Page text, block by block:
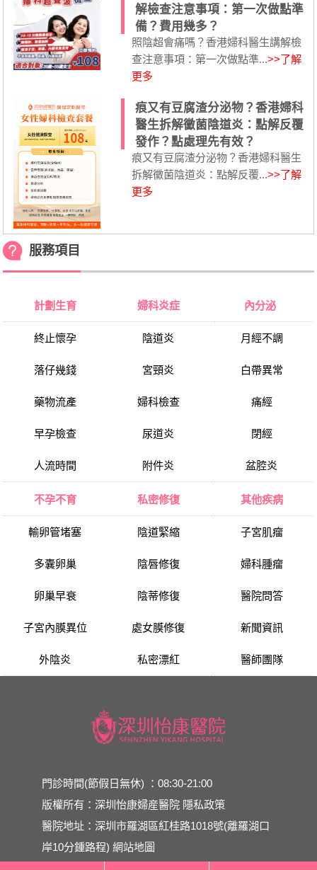
解檢查注意事項：第一次做點準
備？費用幾多？
照陰超會痛嗎？香港婦科醫生講解檢
查注意事項：第一次做點準...>>了解
更多
痕又有豆腐渣分泌物？香港婦科
醫生拆解黴菌陰道炎：點解反覆
發作？點處理先有效？
痕又有豆腐渣分泌物？香港婦科醫生
拆解黴菌陰道炎：點解反覆...>>了解
更多
服務項目
計劃生育
終止懷孕
落仔幾錢
藥物流產
早孕檢查
人流時間
婦科炎症
陰道炎
宮頸炎
婦科檢查
尿道炎
附件炎
內分泌
月經不調
白帶異常
痛經
閉經
盆腔炎
不孕不育
輸卵管堵塞
多囊卵巢
卵巢早衰
子宮內膜異位
外陰炎
私密修復
陰道緊縮
陰唇修復
陰蒂修復
處女膜修復
私密漂紅
其他疾病
子宮肌瘤
婦科腫瘤
醫院問答
新聞資訊
醫師團隊
門診時間(節假日無休) ：08:30-21:00
版權所有：深圳怡康婦産醫院 隱私政策
醫院地址：深圳市羅湖區紅桂路1018號(離羅湖口
岸10分鍾路程)網站地圖